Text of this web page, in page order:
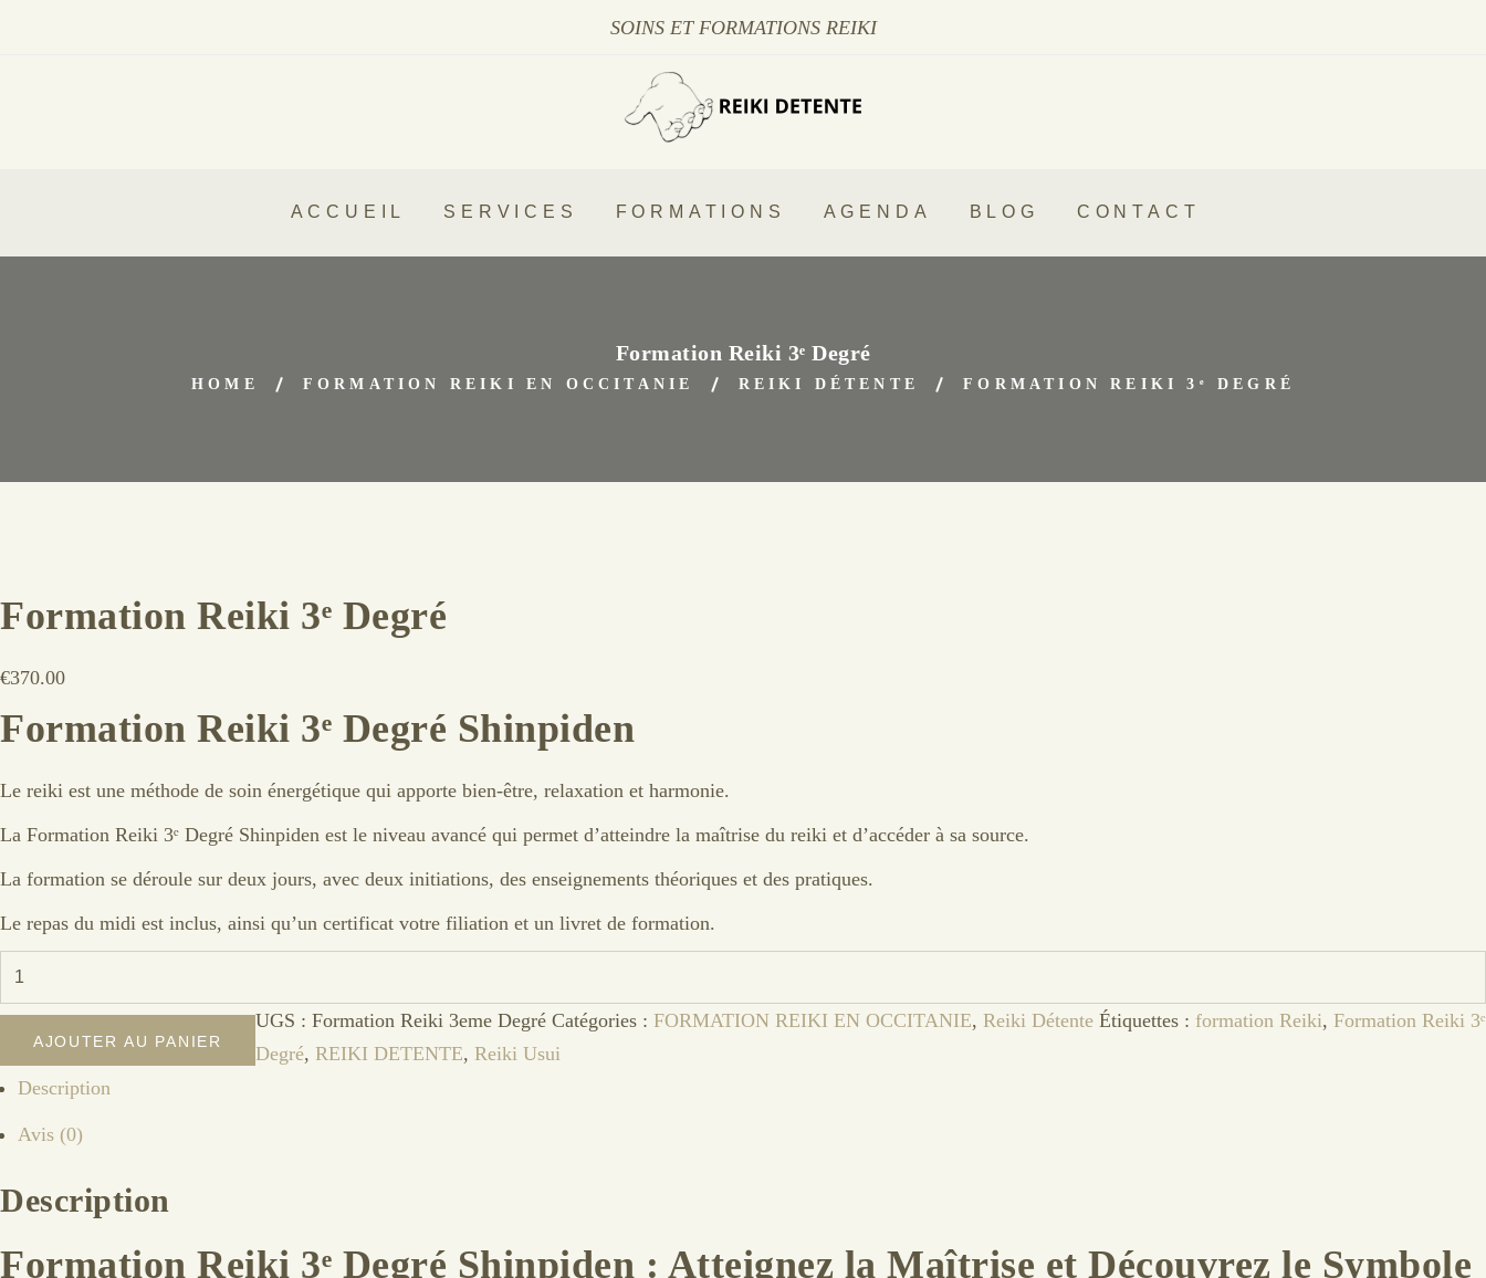
SOINS ET FORMATIONS REIKI
ACCUEIL SERVICES FORMATIONS AGENDA BLOG CONTACT
Formation Reiki 3ᵉ Degré
HOME FORMATION REIKI EN OCCITANIE REIKI DÉTENTE FORMATION REIKI 3ᵉ DEGRÉ
Formation Reiki 3ᵉ Degré
€370.00
Formation Reiki 3ᵉ Degré Shinpiden
Le reiki est une méthode de soin énergétique qui apporte bien-être, relaxation et harmonie.
La Formation Reiki 3ᵉ Degré Shinpiden est le niveau avancé qui permet d’atteindre la maîtrise du reiki et d’accéder à sa source.
La formation se déroule sur deux jours, avec deux initiations, des enseignements théoriques et des pratiques.
Le repas du midi est inclus, ainsi qu’un certificat votre filiation et un livret de formation.
quantité
de
Formation
Reiki
3ᵉ
Degré
AJOUTER AU PANIER
UGS : Formation Reiki 3eme Degré Catégories : FORMATION REIKI EN OCCITANIE, Reiki Détente Étiquettes : formation Reiki, Formation Reiki 3ᵉ
Degré, REIKI DETENTE, Reiki Usui
Description
Avis (0)
Description
Formation Reiki 3ᵉ Degré Shinpiden : Atteignez la Maîtrise et Découvrez le Symbole